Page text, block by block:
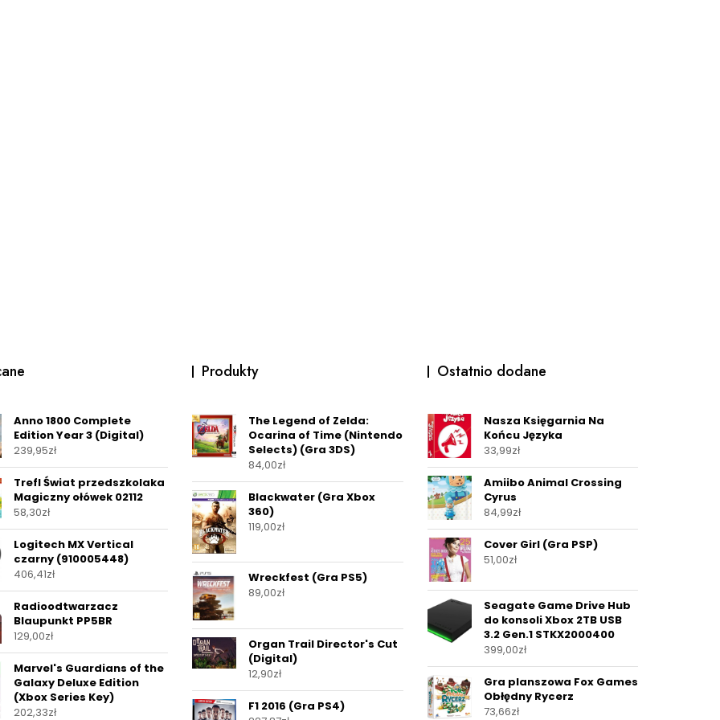
Anno 1800 Complete
Edition Year 3 (Digital)
239,95zł
Trefl Świat przedszkolaka
Magiczny ołówek 02112
58,30zł
Logitech MX Vertical
czarny (910005448)
406,41zł
Radioodtwarzacz
Blaupunkt PP5BR
129,00zł
Marvel's Guardians of the
Galaxy Deluxe Edition
(Xbox Series Key)
202,33zł
Produkty
The Legend of Zelda:
Ocarina of Time (Nintendo
Selects) (Gra 3DS)
84,00zł
Blackwater (Gra Xbox
360)
119,00zł
Wreckfest (Gra PS5)
89,00zł
Organ Trail Director's Cut
(Digital)
12,90zł
F1 2016 (Gra PS4)
Ostatnio dodane
Nasza Księgarnia Na
Końcu Języka
33,99zł
Amiibo Animal Crossing
Cyrus
84,99zł
Cover Girl (Gra PSP)
51,00zł
Seagate Game Drive Hub
do konsoli Xbox 2TB USB
3.2 Gen.1 STKX2000400
399,00zł
Gra planszowa Fox Games
Obłędny Rycerz
73,66zł